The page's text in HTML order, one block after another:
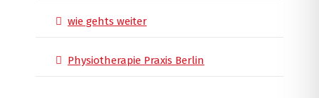
wie gehts weiter
Physiotherapie Praxis Berlin